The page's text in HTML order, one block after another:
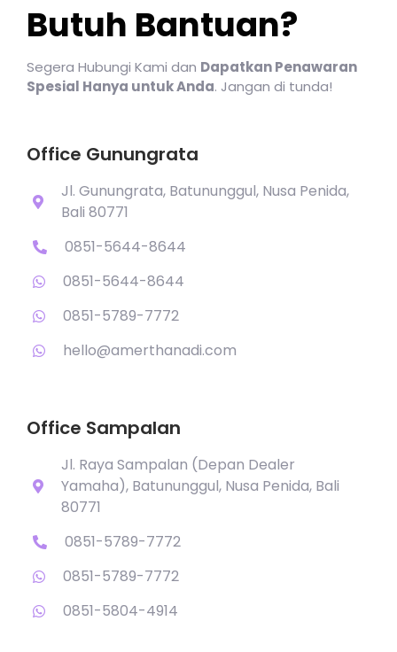
Butuh Bantuan?
Segera Hubungi Kami dan Dapatkan Penawaran
Spesial Hanya untuk Anda. Jangan di tunda!
Office Gunungrata
Jl. Gunungrata, Batununggul, Nusa Penida,
Bali 80771
0851-5644-8644
0851-5644-8644
0851-5789-7772
hello@amerthanadi.com
Office Sampalan
Jl. Raya Sampalan (Depan Dealer
Yamaha), Batununggul, Nusa Penida, Bali
80771
0851-5789-7772
0851-5789-7772
0851-5804-4914